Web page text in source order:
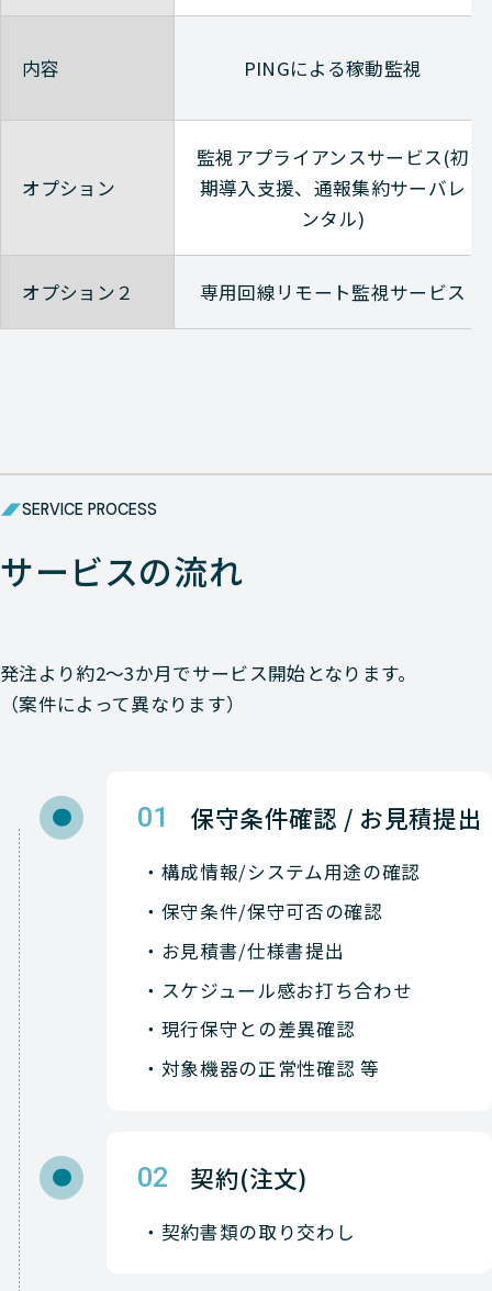
内容 PINGによる稼動監視
オプション
監視アプライアンスサービス(初
期導入支援、通報集約サーバレ
ンタル)
オプション２ 専用回線リモート監視サービス
SERVICE PROCESS
サービスの流れ
発注より約2〜3か月でサービス開始となります。
（案件によって異なります）
01 保守条件確認 / お見積提出
構成情報/システム用途の確認
保守条件/保守可否の確認
お見積書/仕様書提出
スケジュール感お打ち合わせ
現行保守との差異確認
対象機器の正常性確認 等
02 契約(注文)
契約書類の取り交わし